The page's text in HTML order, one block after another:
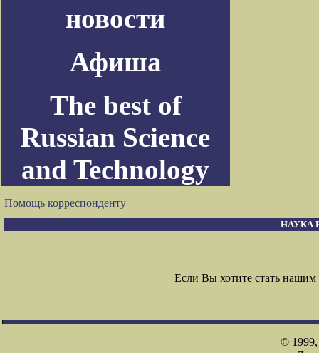
новости
Афиша
The best of
Russian Science
and Technology
Помощь корреспонденту
НАУКА
Если Вы хотите стать
© 1999,